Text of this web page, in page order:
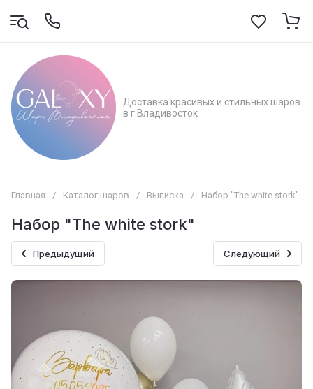
Доставка красивых и стильных шаров
в г.Владивосток
Главная / Каталог шаров / Выписка / Набор "The white stork"
Набор "The white stork"
Предыдущий Следующий